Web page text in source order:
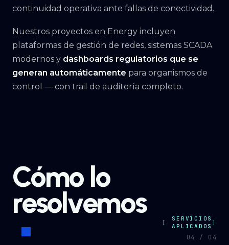
continuidad operativa ante fallas de conectividad.
Nuestros proyectos en Energy incluyen
plataformas de gestión de redes, sistemas SCADA
modernos y dashboards regulatorios que se
generan automáticamente para organismos de
control — con trail de auditoría completo.
Cómo lo
resolvemos
SERVICIOS
APLICADOS
04 / 04